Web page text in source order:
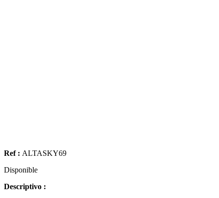
Ref : ALTASKY69
Disponible
Descriptivo :